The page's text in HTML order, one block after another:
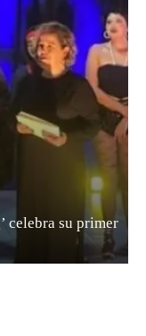
celebra su primer